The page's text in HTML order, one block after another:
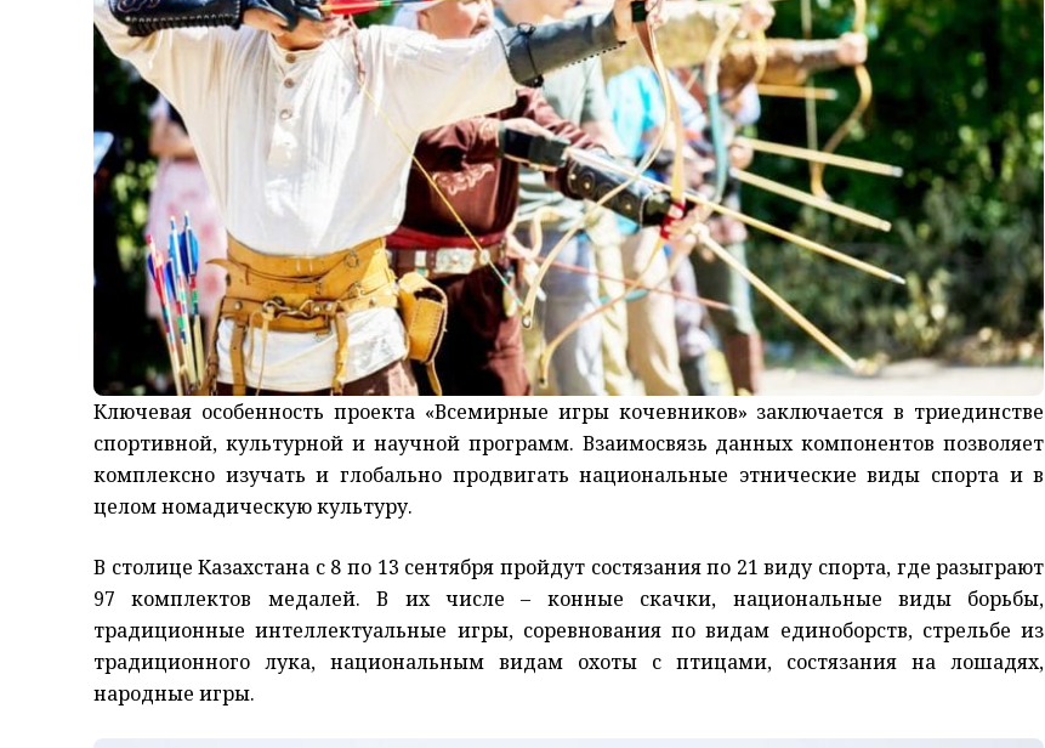
Ключевая особенность проекта «Всемирные игры кочевников» заключается в триединстве
спортивной, культурной и научной прог­рамм. Взаимосвязь данных компонентов позволяет
комплекс­но изучать и глобально продвигать национальные этнические виды спорта и в
целом номадическую культуру.
В столице Казахстана с 8 по 13 сентября пройдут состязания по 21 виду спорта, где разыграют
97 комплектов медалей. В их числе – конные скачки, национальные виды борьбы,
традиционные интеллектуальные игры, соревнования по видам единоборств, стрельбе из
традиционного лука, национальным видам охоты с птицами, состязания на лошадях,
народные игры.